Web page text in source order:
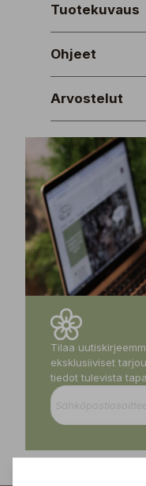
Tuotekuvaus
Ohjeet
Arvostelut
Tilaa
eksklusiiviset
tiedot tulevista